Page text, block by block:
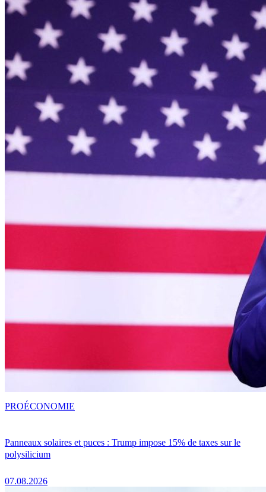
Panneaux solaires et puces : Trump impose 15% de taxes sur le
polysilicium
07.08.2026
PROÉCONOMIE